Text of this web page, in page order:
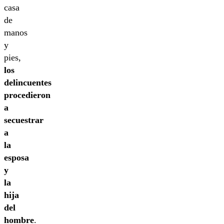
casa
de
manos
y
pies,
los
delincuentes
procedieron
a
secuestrar
a
la
esposa
y
la
hija
del
hombre.